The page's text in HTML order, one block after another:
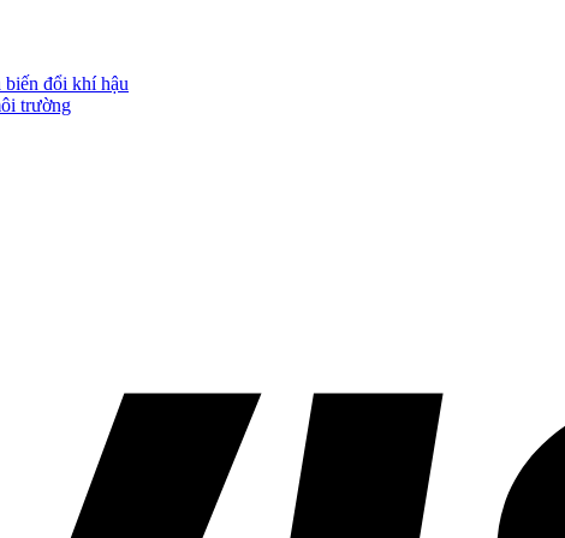
đổi khí hậu
trường